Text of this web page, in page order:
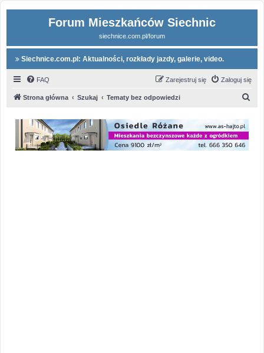
Forum Mieszkańców Siechnic
siechnice.com.pl/forum
Siechnice.com.pl: Aktualności, rozkłady jazdy, galerie, video.
FAQ Zaloguj się
Zarejestruj się
Strona główna Szukaj Tematy bez odpowiedzi